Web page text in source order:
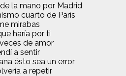
la mano por Madrid
cuarto de París
mirabas
haría por ti
de amor
a sentir
ésto sea un error
a repetir